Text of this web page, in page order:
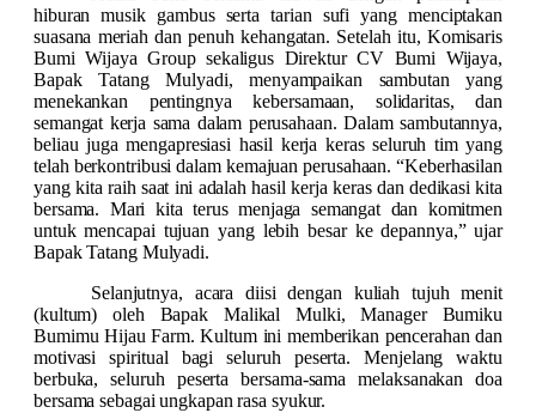
hiburan musik gambus serta tarian sufi yang menciptakan
suasana meriah dan penuh kehangatan. Setelah itu, Komisaris
Bumi Wijaya Group sekaligus Direktur CV Bumi Wijaya,
Bapak Tatang Mulyadi, menyampaikan sambutan yang
menekankan pentingnya kebersamaan, solidaritas, dan
semangat kerja sama dalam perusahaan. Dalam sambutannya,
beliau juga mengapresiasi hasil kerja keras seluruh tim yang
telah berkontribusi dalam kemajuan perusahaan. “Keberhasilan
yang kita raih saat ini adalah hasil kerja keras dan dedikasi kita
bersama. Mari kita terus menjaga semangat dan komitmen
untuk mencapai tujuan yang lebih besar ke depannya,” ujar
Bapak Tatang Mulyadi.
Selanjutnya, acara diisi dengan kuliah tujuh menit
(kultum) oleh Bapak Malikal Mulki, Manager Bumiku
Bumimu Hijau Farm. Kultum ini memberikan pencerahan dan
motivasi spiritual bagi seluruh peserta. Menjelang waktu
berbuka, seluruh peserta bersama-sama melaksanakan doa
bersama sebagai ungkapan rasa syukur.